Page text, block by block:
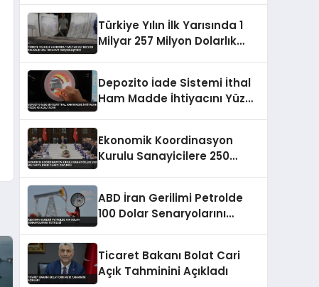
Türkiye Yılın İlk Yarısında 1
Milyar 257 Milyon Dolarlık
Depozito İade Sistemi İthal
Ham Madde İhtiyacını Yüzde
Ekonomik Koordinasyon
Kurulu Sanayicilere 250
ABD İran Gerilimi Petrolde
100 Dolar Senaryolarını
Ticaret Bakanı Bolat Cari
Açık Tahminini Açıkladı